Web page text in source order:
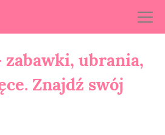
zabawki, ubrania,
Znajdź swój